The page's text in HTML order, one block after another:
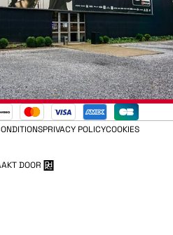
PRIVACY POLICYCOOKIES
DOOR